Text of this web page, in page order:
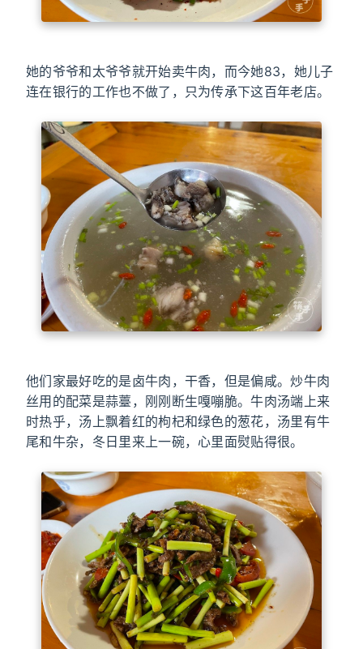
她的爷爷和太爷爷就开始卖牛肉，而今她83，她儿子
连在银行的工作也不做了，只为传承下这百年老店。
他们家最好吃的是卤牛肉，干香，但是偏咸。炒牛肉
丝用的配菜是蒜薹，刚刚断生嘎嘣脆。牛肉汤端上来
时热乎，汤上飘着红的枸杞和绿色的葱花，汤里有牛
尾和牛杂，冬日里来上一碗，心里面熨贴得很。